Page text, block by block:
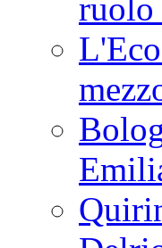
ruolo